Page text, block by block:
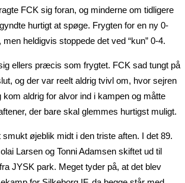
FCK sig foran, og minderne om tidligere
hurtigt at spøge. Frygten for en ny 0-
men heldigvis stoppede det ved “kun” 0-4.
ellers præcis som frygtet. FCK sad tungt på
og der var reelt aldrig tvivl om, hvor sejren
kom aldrig for alvor ind i kampen og måtte
der bare skal glemmes hurtigst muligt.
øjeblik midt i den triste aften. I det 89.
Larsen og Tonni Adamsen skiftet ud til
JYSK park. Meget tyder på, at det blev